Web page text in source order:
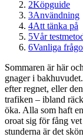
2Köpguide
3Användning
4Att tänka på
5Vår
6Vanliga
Sommaren är här
gnager i
efter regnet, eller
trafiken – ibland
öka. Alla som haft
oroat sig för fång
stunderna är det